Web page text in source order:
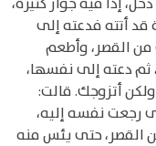
قد أتته فدعته إلى
القصر، وأطعم
دعته إلى نفسها،
أتزوجك. قالت:
رجعت نفسه إليه،
القصر، حتى يئس منه